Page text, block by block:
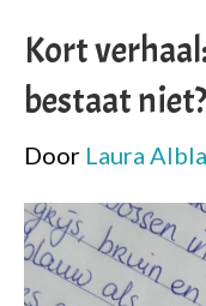
Kort
bestaat niet?
Door Laura